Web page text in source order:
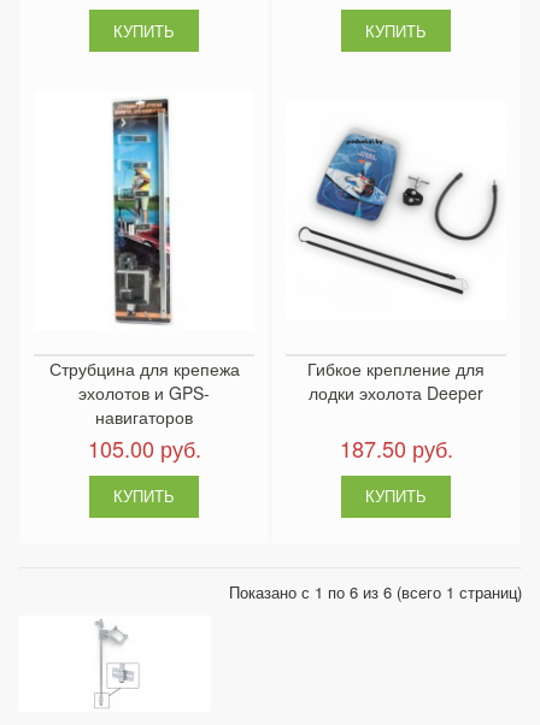
Струбцина для крепежа
эхолотов и GPS-
навигаторов
105.00 руб.
Гибкое крепление для
лодки эхолота Deeper
187.50 руб.
Показано с 1 по 6 из 6 (всего 1 страниц)